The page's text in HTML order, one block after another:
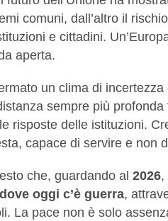
comuni, dall’altro il
e cittadini.
aperta.
un clima di
sempre più
risposte delle istituzioni.
capace di servire e non
che, guardando al 2026,
oggi c’è guerra,
La pace non è solo